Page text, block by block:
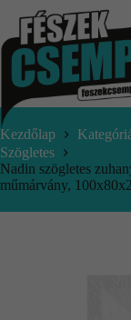
Kezdőlap
Szögletes
Nadin szögletes
műmárvány,